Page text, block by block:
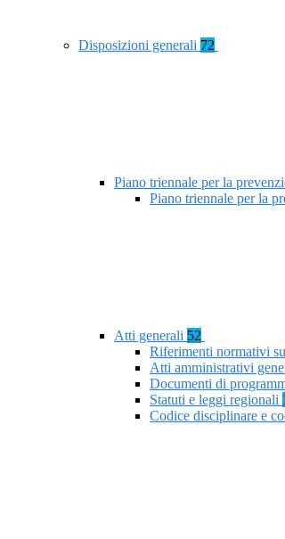
Disposizioni generali 72
Piano triennale per la
Piano triennale per la
Atti generali 52
Riferimenti normativi
Atti amministrativi
Documenti di
Statuti e leggi regionali
Codice disciplinare e